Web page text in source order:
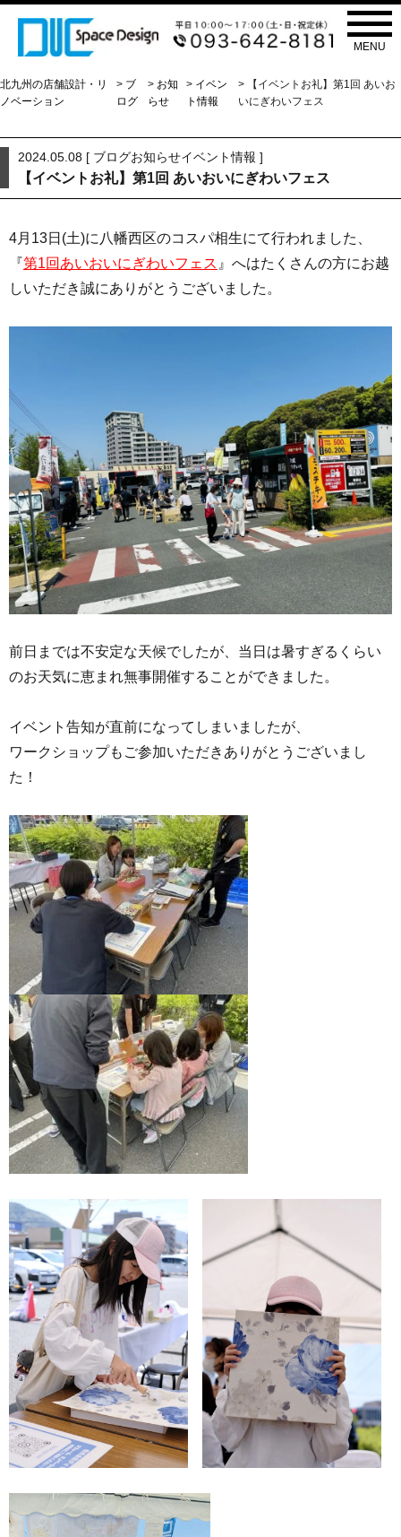
MENU
NEWS
北九州の店舗設計・リ
ノベーション
> ブ
ログ
> お知
らせ
> イベン
ト情報
> 【イベントお礼】第1回 あいお
いにぎわいフェス
2024.05.08 [ ブログお知らせイベント情報 ]
【イベントお礼】第1回 あいおいにぎわいフェス
4月13日(土)に八幡西区のコスパ相生にて行われました、
『第1回あいおいにぎわいフェス 』へはたくさんの方にお越
しいただき誠にありがとうございました。
前日までは不安定な天候でしたが、当日は暑すぎるくらい
のお天気に恵まれ無事開催することができました。
イベント告知が直前になってしまいましたが、
ワークショップもご参加いただきありがとうございまし
た！